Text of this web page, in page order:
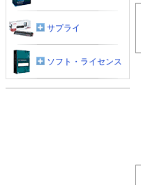
サプライ
ソフト・ライセンス